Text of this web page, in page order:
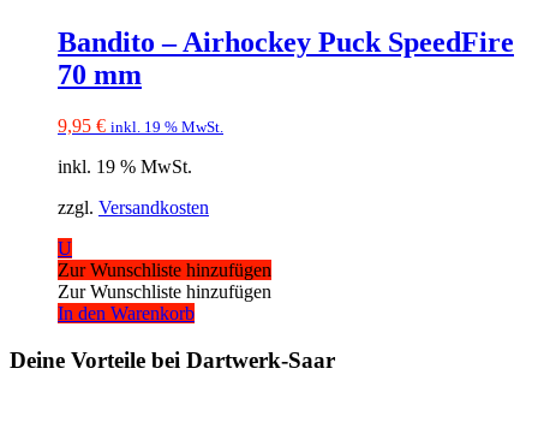
Bandito – Airhockey Puck SpeedFire
70 mm
9,95 € inkl. 19 % MwSt.
inkl. 19 % MwSt.
zzgl. Versandkosten
U
Zur Wunschliste hinzufügen
Zur Wunschliste hinzufügen
In den Warenkorb
Deine Vorteile bei Dartwerk-Saar